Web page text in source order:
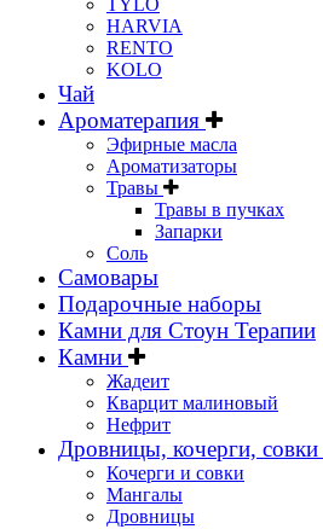
TYLO
HARVIA
RENTO
KOLO
Чай
Ароматерапия
Эфирные масла
Ароматизаторы
Травы
Травы в пучках
Запарки
Соль
Самовары
Подарочные наборы
Камни для Стоун Терапии
Камни
Жадеит
Кварцит малиновый
Нефрит
Дровницы, кочерги, совки
Кочерги и совки
Мангалы
Дровницы